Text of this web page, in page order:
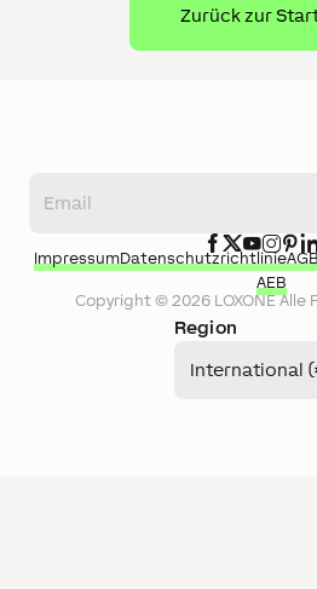
Zurück zur
Region
International
Copyright © 2026LOXONEAlle
ImpressumDatenschutzrichtlinie
AEB